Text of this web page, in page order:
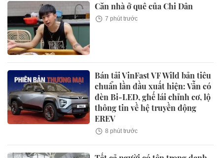
Căn nhà ở quê của Chi Dân
7 phút trước
Bán tải VinFast VF Wild bản tiêu
chuẩn lần đầu xuất hiện: Vẫn có
đèn Bi-LED, ghế lái chỉnh cơ, lộ
thông tin về hệ truyền động
EREV
8 phút trước